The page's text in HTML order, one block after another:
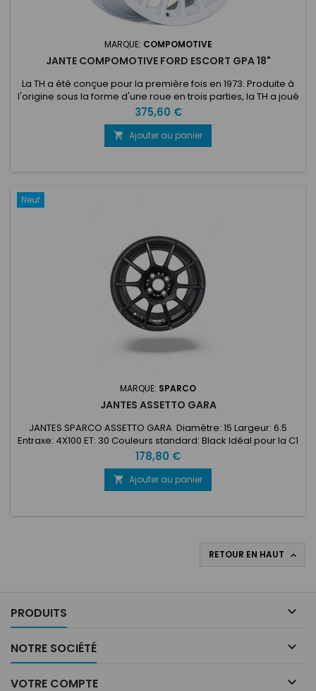
MARQUE: COMPOMOTIVE
JANTE COMPOMOTIVE FORD ESCORT GPA 18"
La TH a été conçue pour la première fois en 1973. Produite à
l'origine sous la forme d'une roue en trois parties, la TH a joué
un rôle important dans notre héritage au cours des 50
dernières années. La TH1882 présente toujours le même style
emblématique, ainsi qu'un design de rayons qui crée un effet
de turbo-fan.
Prix
375,60 €
 Ajouter au panier
Neuf
MARQUE: SPARCO
JANTES ASSETTO GARA
JANTES SPARCO ASSETTO GARA Diamètre: 15 Largeur: 6.5
Entraxe: 4X100 ET: 30 Couleurs standard: Black Idéal pour la C1
Racing Cup Sur commande uniquement !
Prix
178,80 €
 Ajouter au panier
RETOUR EN HAUT 
PRODUITS 
NOTRE SOCIÉTÉ 
VOTRE COMPTE 